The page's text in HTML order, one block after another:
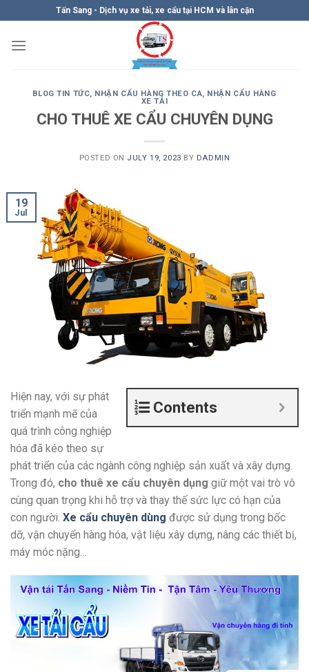
content
Tấn Sang - Dịch vụ xe tải, xe cẩu tại HCM và lân cận
BLOG TIN TỨC, NHẬN CẨU HÀNG THEO CA, NHẬN CẨU HÀNG
XE TẢI
CHO THUÊ XE CẨU CHUYÊN DỤNG
POSTED ON JULY 19, 2023 BY DADMIN
19
Jul
Contents
Hiện nay, với sự phát
triển mạnh mẽ của
quá trình công nghiệp
hóa đã kéo theo sự
phát triển của các ngành công nghiệp sản xuất và xây dựng.
Trong đó, cho thuê xe cẩu chuyên dụng giữ một vai trò vô
cùng quan trọng khi hỗ trợ và thay thế sức lực có hạn của
con người. Xe cẩu chuyên dùng được sử dụng trong bốc
dỡ, vận chuyển hàng hóa, vật liệu xây dựng, nâng các thiết bị,
máy móc nặng…